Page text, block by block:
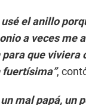
usé el anillo
a veces me
que viviera
fuertísima”,
un mal papá, un